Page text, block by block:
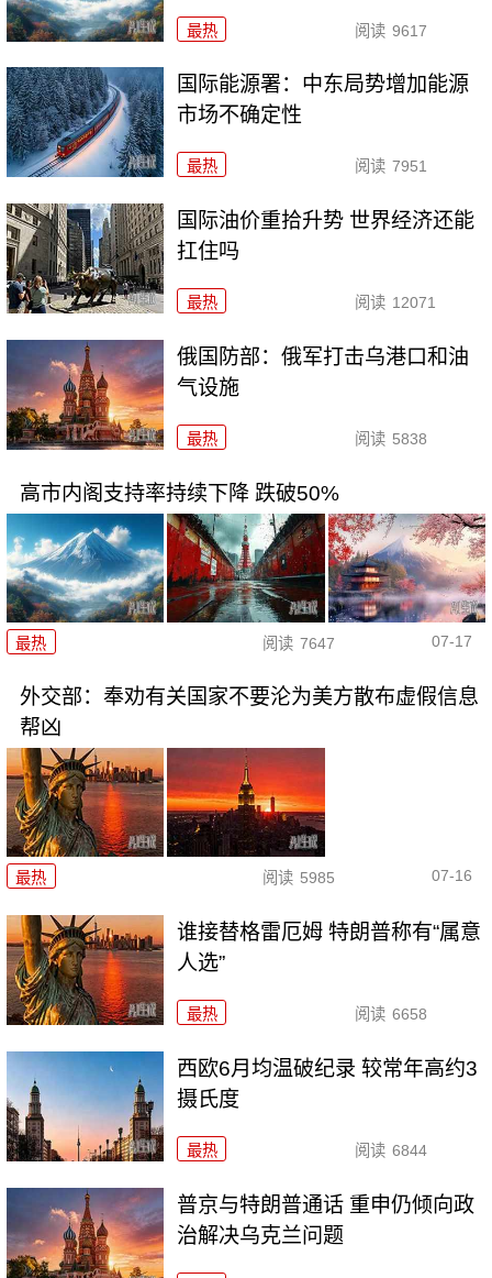
最热 阅读 9617
国际能源署：中东局势增加能源
市场不确定性
最热 阅读 7951
国际油价重拾升势 世界经济还能
扛住吗
最热 阅读 12071
俄国防部：俄军打击乌港口和油
气设施
最热 阅读 5838
高市内阁支持率持续下降 跌破50%
最热 阅读 7647 07-17
外交部：奉劝有关国家不要沦为美方散布虚假信息
帮凶
最热 阅读 5985 07-16
谁接替格雷厄姆 特朗普称有“属意
人选”
最热 阅读 6658
西欧6月均温破纪录 较常年高约3
摄氏度
最热 阅读 6844
普京与特朗普通话 重申仍倾向政
治解决乌克兰问题